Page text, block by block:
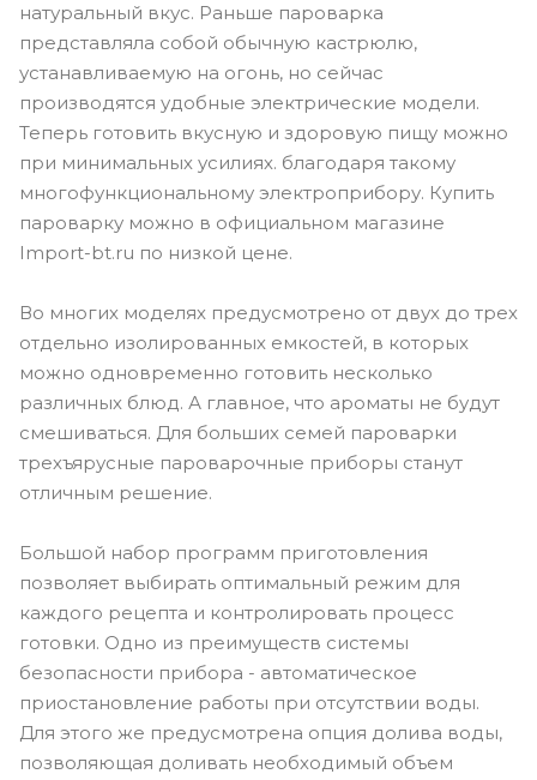
натуральный вкус. Раньше пароварка
представляла собой обычную кастрюлю,
устанавливаемую на огонь, но сейчас
производятся удобные электрические модели.
Теперь готовить вкусную и здоровую пищу можно
при минимальных усилиях. благодаря такому
многофункциональному электроприбору. Купить
пароварку можно в официальном магазине
Import-bt.ru по низкой цене.
Во многих моделях предусмотрено от двух до трех
отдельно изолированных емкостей, в которых
можно одновременно готовить несколько
различных блюд. А главное, что ароматы не будут
смешиваться. Для больших семей пароварки
трехъярусные пароварочные приборы станут
отличным решение.
Большой набор программ приготовления
позволяет выбирать оптимальный режим для
каждого рецепта и контролировать процесс
готовки. Одно из преимуществ системы
безопасности прибора - автоматическое
приостановление работы при отсутствии воды.
Для этого же предусмотрена опция долива воды,
позволяющая доливать необходимый объем